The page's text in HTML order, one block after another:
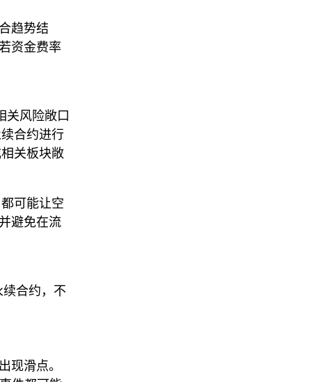
趋势结
资金费率
关风险敞口
合约进行
关板块敞
可能让空
避免在流
续合约，不
现滑点。